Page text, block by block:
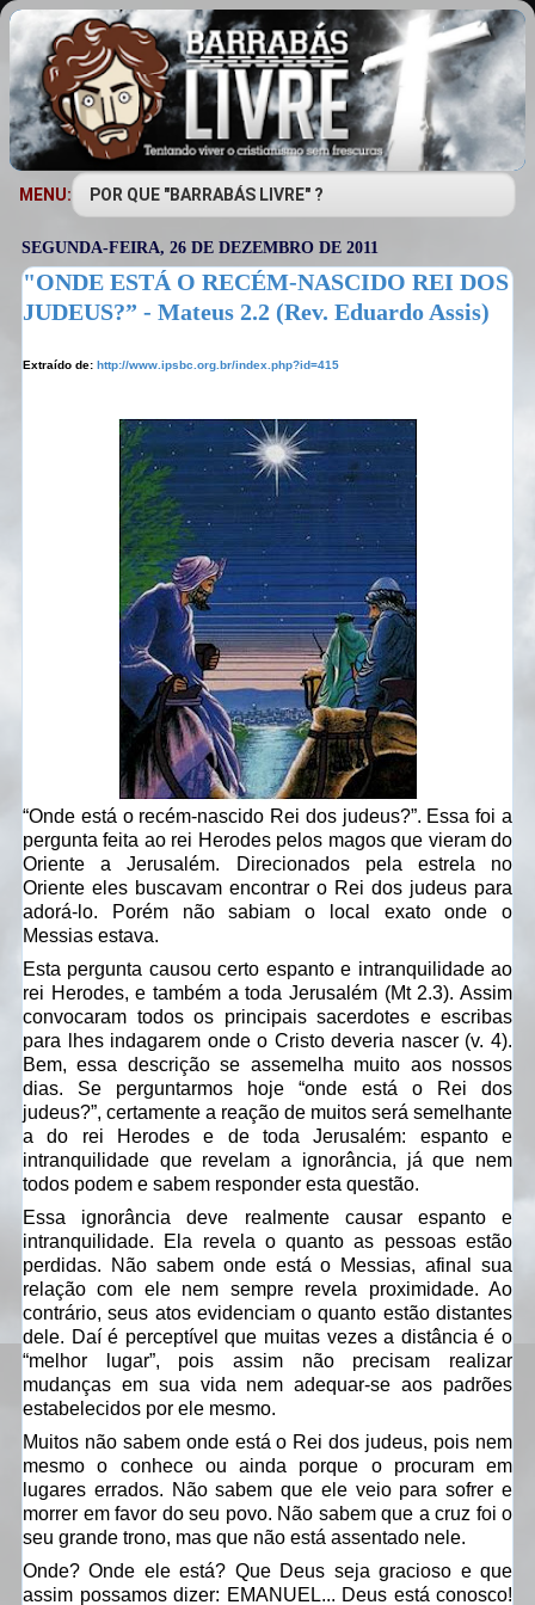
MENU:
SEGUNDA-FEIRA, 26 DE DEZEMBRO DE 2011
"ONDE ESTÁ O RECÉM-NASCIDO REI DOS
JUDEUS?” - Mateus 2.2 (Rev. Eduardo Assis)
Extraído de: http://www.ipsbc.org.br/index.php?id=415
“Onde está o recém-nascido Rei dos judeus?”. Essa foi a
pergunta feita ao rei Herodes pelos magos que vieram do
Oriente a Jerusalém. Direcionados pela estrela no
Oriente eles buscavam encontrar o Rei dos judeus para
adorá-lo. Porém não sabiam o local exato onde o
Messias estava.
Esta pergunta causou certo espanto e intranquilidade ao
rei Herodes, e também a toda Jerusalém (Mt 2.3). Assim
convocaram todos os principais sacerdotes e escribas
para lhes indagarem onde o Cristo deveria nascer (v. 4).
Bem, essa descrição se assemelha muito aos nossos
dias. Se perguntarmos hoje “onde está o Rei dos
judeus?”, certamente a reação de muitos será semelhante
a do rei Herodes e de toda Jerusalém: espanto e
intranquilidade que revelam a ignorância, já que nem
todos podem e sabem responder esta questão.
Essa ignorância deve realmente causar espanto e
intranquilidade. Ela revela o quanto as pessoas estão
perdidas. Não sabem onde está o Messias, afinal sua
relação com ele nem sempre revela proximidade. Ao
contrário, seus atos evidenciam o quanto estão distantes
dele. Daí é perceptível que muitas vezes a distância é o
“melhor lugar”, pois assim não precisam realizar
mudanças em sua vida nem adequar-se aos padrões
estabelecidos por ele mesmo.
Muitos não sabem onde está o Rei dos judeus, pois nem
mesmo o conhece ou ainda porque o procuram em
lugares errados. Não sabem que ele veio para sofrer e
morrer em favor do seu povo. Não sabem que a cruz foi o
seu grande trono, mas que não está assentado nele.
Onde? Onde ele está? Que Deus seja gracioso e que
assim possamos dizer: EMANUEL... Deus está conosco!